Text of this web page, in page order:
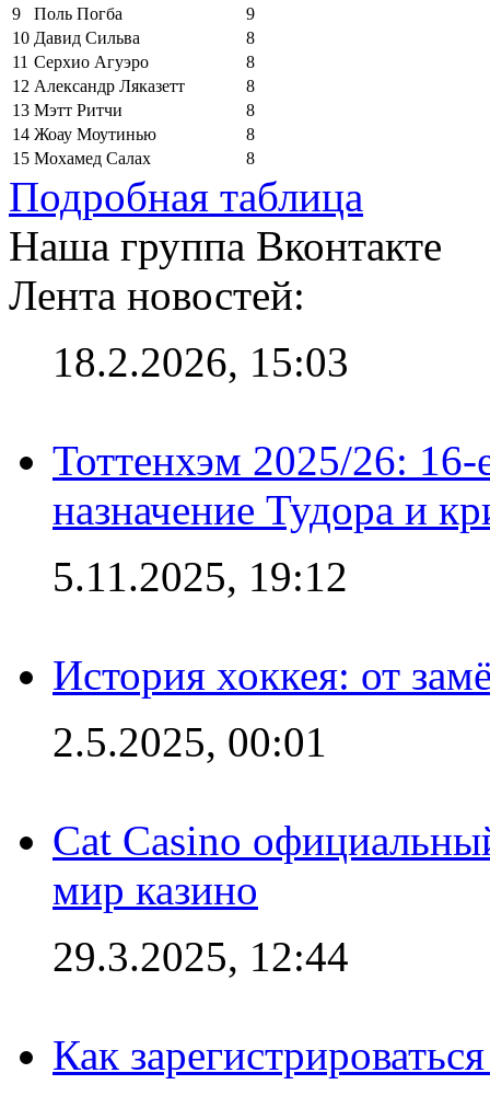
9
Поль Погба
9
10 Давид Сильва
8
11 Серхио Агуэро
8
12 Александр Ляказетт
8
13 Мэтт Ритчи
8
14 Жоау Моутинью
8
15 Мохамед Салах 8
Подробная таблица
Наша группа Вконтакте
Лента новостей:
18.2.2026, 15:03
Тоттенхэм 2025/26:
назначение Тудора и
5.11.2025, 19:12
История хоккея: от
2.5.2025, 00:01
Cat Casino
мир казино
29.3.2025, 12:44
Как